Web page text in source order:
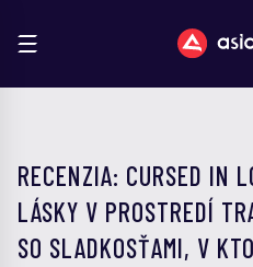
RECENZIA: CURSED IN
LÁSKY V PROSTREDÍ
SO SLADKOSŤAMI, V